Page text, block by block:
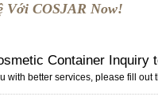
Với COSJAR Now!